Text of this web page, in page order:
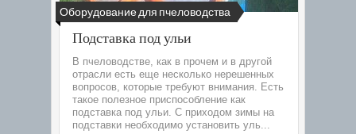
Оборудование для пчеловодства
Подставка под ульи
В пчеловодстве, как в прочем и в другой
отрасли есть еще несколько нерешенных
вопросов, которые требуют внимания. Есть
такое полезное приспособление как
подставка под ульи. С приходом зимы на
подставки необходимо установить уль...